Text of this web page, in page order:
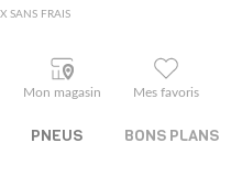
SANS FRAIS
Mon magasin
Mes favoris
PNEUS BONS PLANS